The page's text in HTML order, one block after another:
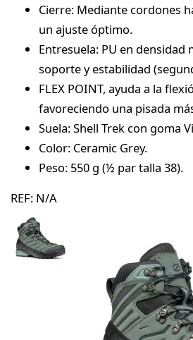
Cierre: Mediante cordones
un ajuste óptimo.
Entresuela: PU en densidad
soporte y estabilidad
FLEX POINT, ayuda a la
favoreciendo una pisada
Suela: Shell Trek con goma
Color: Ceramic Grey.
Peso: 550 g (½ par talla 38).
REF: N/A